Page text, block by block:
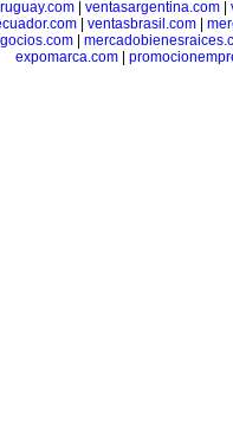
| ventasargentina.com|
| ventasbrasil.com|
|
expomarca.com|